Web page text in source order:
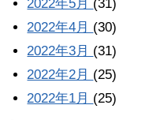
2022年5月 (31)
2022年4月 (30)
2022年3月 (31)
2022年2月 (25)
2022年1月 (25)